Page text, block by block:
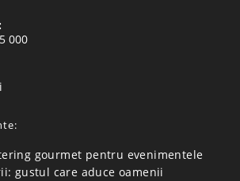
000
gourmet pentru evenimentele
gustul care aduce oamenii